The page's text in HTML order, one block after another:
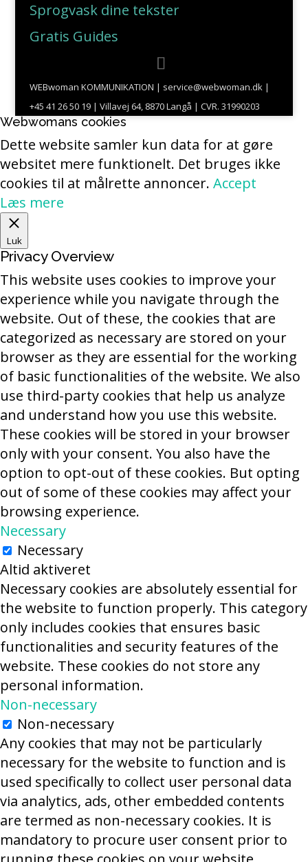
Sprogvask dine tekster
Gratis Guides
WEBwoman KOMMUNIKATION | service@webwoman.dk |
+45 41 26 50 19 | Villavej 64, 8870 Langå | CVR. 31990203
Webwomans cookies
Dette website samler kun data for at gøre
websitet mere funktionelt. Det bruges ikke
cookies til at målrette annoncer. Accept
Læs mere
Luk
Privacy Overview
This website uses cookies to improve your
experience while you navigate through the
website. Out of these, the cookies that are
categorized as necessary are stored on your
browser as they are essential for the working
of basic functionalities of the website. We also
use third-party cookies that help us analyze
and understand how you use this website.
These cookies will be stored in your browser
only with your consent. You also have the
option to opt-out of these cookies. But opting
out of some of these cookies may affect your
browsing experience.
Necessary
Necessary
Altid aktiveret
Necessary cookies are absolutely essential for
the website to function properly. This category
only includes cookies that ensures basic
functionalities and security features of the
website. These cookies do not store any
personal information.
Non-necessary
Non-necessary
Any cookies that may not be particularly
necessary for the website to function and is
used specifically to collect user personal data
via analytics, ads, other embedded contents
are termed as non-necessary cookies. It is
mandatory to procure user consent prior to